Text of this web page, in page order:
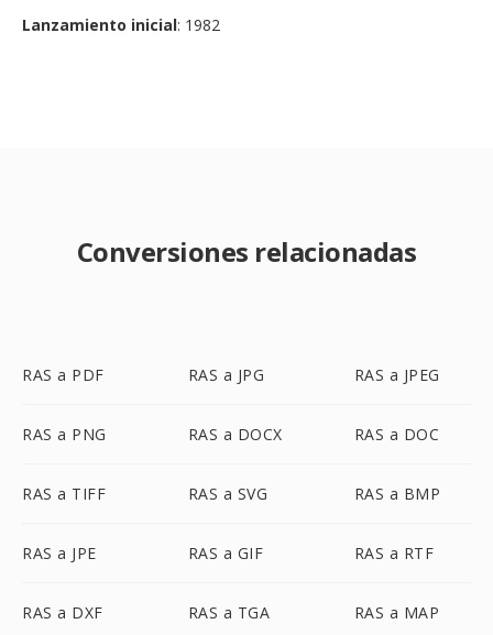
Lanzamiento inicial: 1982
Conversiones relacionadas
RAS a PDF RAS a JPG RAS a JPEG
RAS a PNG RAS a DOCX RAS a DOC
RAS a TIFF RAS a SVG RAS a BMP
RAS a JPE RAS a GIF RAS a RTF
RAS a DXF RAS a TGA RAS a MAP